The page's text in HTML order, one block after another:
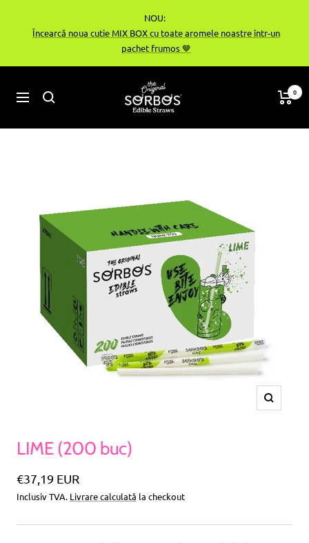
conținut
NOU:
Încearcă noua cutie MIX BOX cu toate aromele noastre într-un
pachet frumos 🤎
Navigare
0
Amplifica
LIME (200 buc)
Pret
special
€37,19 EUR
Inclusiv TVA. Livrare calculată la checkout